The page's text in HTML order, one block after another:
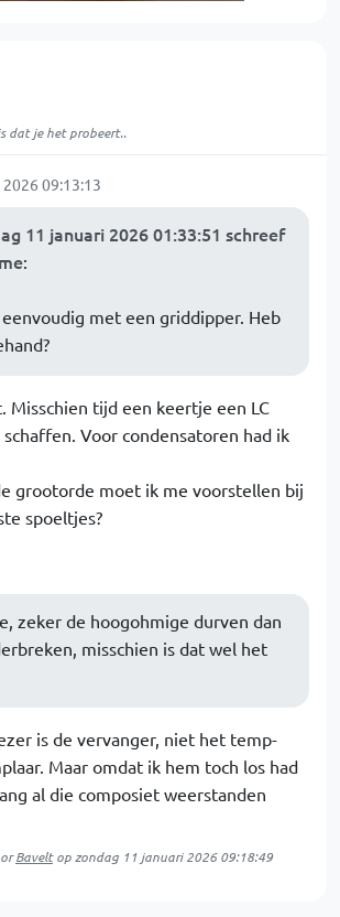
dat je het probeert..
09:13:13
11 januari 2026 01:33:51 schreef
:
met een griddipper. Heb
Misschien tijd een keertje een LC
Voor condensatoren had ik
grootorde moet ik me voorstellen bij
spoeltjes?
zeker de hoogohmige durven dan
misschien is dat wel het
is de vervanger, niet het temp-
Maar omdat ik hem toch los had
al die composiet weerstanden
Baveltopzondag 11 januari 2026 09:18:49